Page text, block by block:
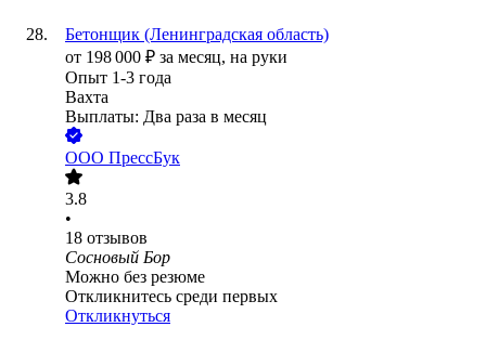
Бетонщик (Ленинградская область)
от 198 000 ₽ за месяц, на руки
Опыт 1-3 года
Вахта
Выплаты: Два раза в месяц
ООО ПрессБук
3.8
•
18 отзывов
Сосновый Бор
Можно без резюме
Откликнитесь среди первых
Откликнуться